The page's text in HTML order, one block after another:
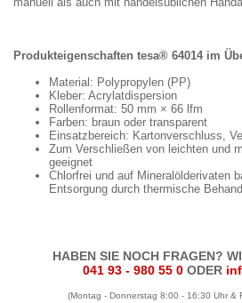
Produkteigenschaften tesa® 64014 im
Material: Polypropylen (PP)
Kleber: Acrylatdispersion
Rollenformat: 50 mm × 66 lfm
Farben: braun oder transparent
Einsatzbereich: Kartonverschluss,
Zum Verschließen von leichten und
geeignet
Chlorfrei und auf Mineralölderivaten
Entsorgung durch thermische
HABEN SIE NOCH FRAGEN?
041 93 - 980 55 0 ODER
(Montag - Donnerstag 8:00 - 16:30 Uhr &